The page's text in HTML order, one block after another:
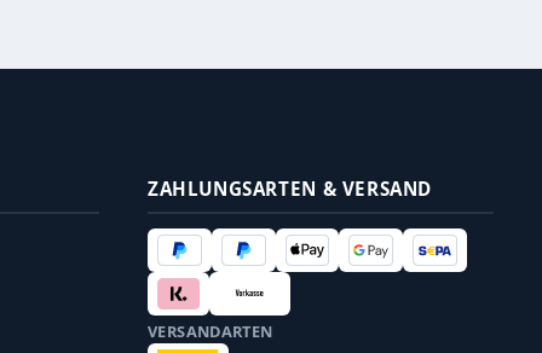
ZAHLUNGSARTEN & VERSAND
VERSANDARTEN